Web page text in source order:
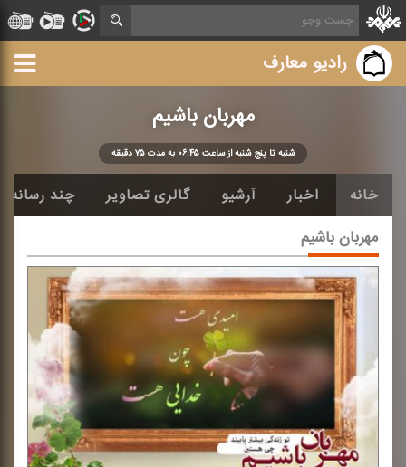
رادیو معارف
مهربان باشیم
شنبه تا پنج شنبه از ساعت ۰۶:۴۵ به مدت ۷۵ دقیقه
خانه اخبار آرشیو گالری تصاویر چند رسانه
مهربان باشیم